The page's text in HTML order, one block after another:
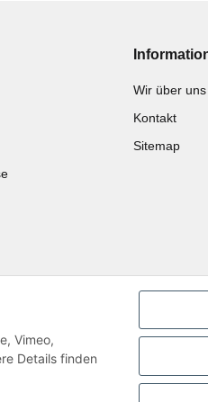
Vimeo,
Details finden
Wir über uns
Kontakt
Sitemap